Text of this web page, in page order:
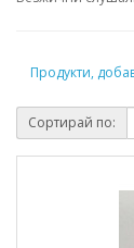
Продукти,
Сортирай по: